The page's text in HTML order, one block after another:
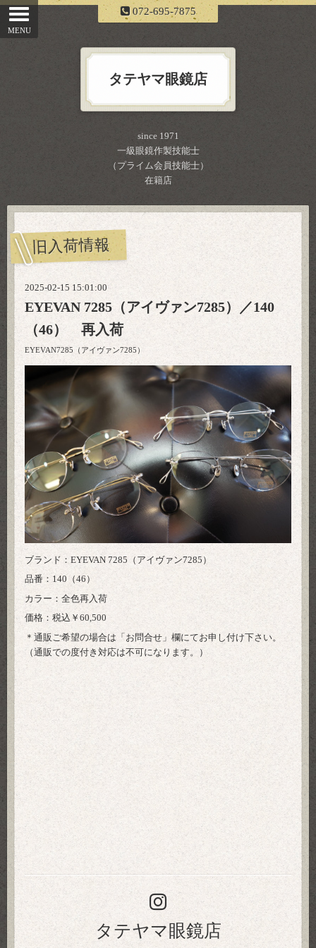
072-695-7875
タテヤマ眼鏡店
since 1971
一級眼鏡作製技能士
（プライム会員技能士）
在籍店
旧入荷情報
2025-02-15 15:01:00
EYEVAN 7285（アイヴァン7285）／140
（46） 再入荷
EYEVAN7285（アイヴァン7285）
ブランド：EYEVAN 7285（アイヴァン7285）
品番：140（46）
カラー：全色再入荷
価格：税込￥60,500
＊通販ご希望の場合は「 お問合せ 」欄にてお申し付け下さい。
（通販での度付き対応は不可になります。）
タテヤマ眼鏡店